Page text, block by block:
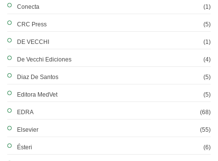
Conecta (1)
CRC Press (5)
DE VECCHI (1)
De Vecchi Ediciones (4)
Diaz De Santos (5)
Editora MedVet (5)
EDRA (68)
Elsevier (55)
Ésteri (6)